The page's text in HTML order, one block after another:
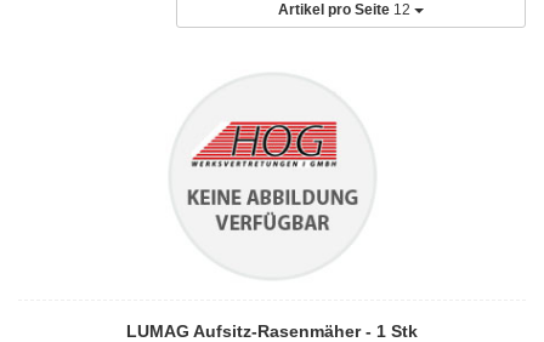
Artikel pro Seite 12
LUMAG Aufsitz-Rasenmäher - 1 Stk